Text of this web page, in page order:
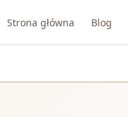
Strona główna Blog